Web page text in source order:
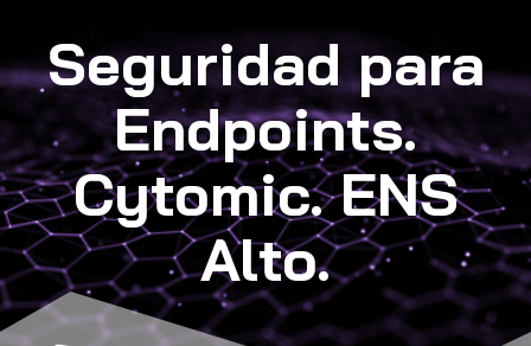
Seguridad para
Endpoints.
Cytomic. ENS
Alto.